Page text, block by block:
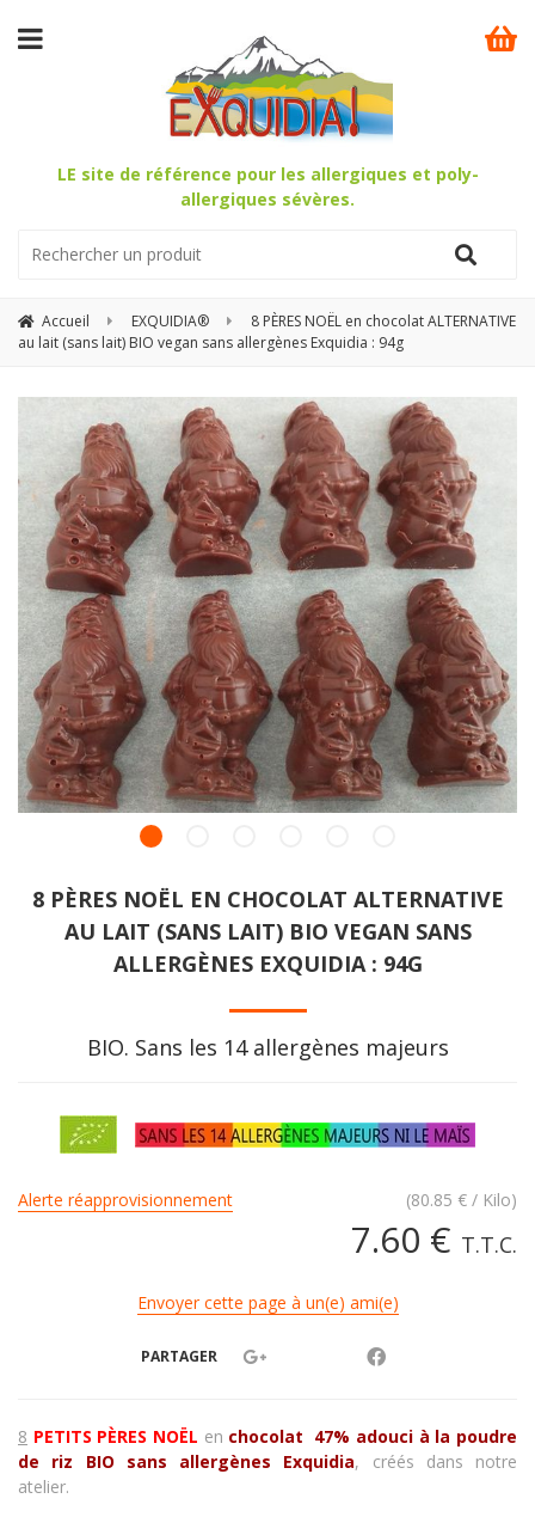
LE site de référence pour les allergiques et poly-
allergiques sévères.
Accueil EXQUIDIA®
8 PÈRES NOËL en chocolat ALTERNATIVE
au lait (sans lait) BIO vegan sans allergènes Exquidia : 94g
8 PÈRES NOËL EN CHOCOLAT ALTERNATIVE
AU LAIT (SANS LAIT) BIO VEGAN SANS
ALLERGÈNES EXQUIDIA : 94G
BIO. Sans les 14 allergènes majeurs
(80.85 € / Kilo)
7.60 € T.T.C.
Alerte réapprovisionnement
Envoyer cette page à un(e) ami(e)
PARTAGER
8 PETITS PÈRES NOËL en chocolat 47% adouci à la poudre
de riz
BIO sans allergènes Exquidia, créés dans notre
atelier.